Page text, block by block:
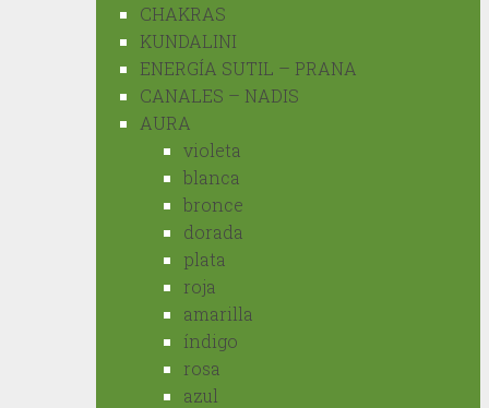
CHAKRAS
KUNDALINI
ENERGÍA SUTIL – PRANA
CANALES – NADIS
AURA
violeta
blanca
bronce
dorada
plata
roja
amarilla
índigo
rosa
azul